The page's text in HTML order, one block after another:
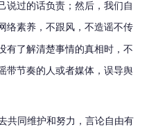
说过的话负责 ；然后，我们自
络素养，不跟风，不造谣不传
有了解清楚事情的真相时，不
带节奏的人或者媒体 ，误导舆
共同维护和努力，言论自由有